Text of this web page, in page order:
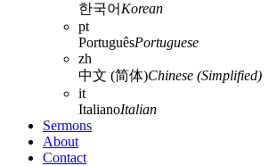
한국어 Korean
pt
PortuguêsPortuguese
zh
中文 (简体)Chinese (Simplified)
it
ItalianoItalian
Sermons
About
Contact